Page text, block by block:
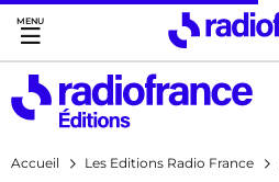
Accès direct :
Menu principal
Contenu
Accueil Les Editions Radio France